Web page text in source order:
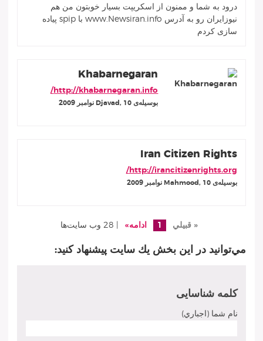
درود به شما و ممنون از اسکریپت بسیار خوبتون من هم
نیوزایران رو به آدرس www.Newsiran.info با spip پیاده
سازی کردم
Khabarnegaran
http://khabarnegaran.info/
بوسيله‌ى Djavad, 10 نوامبر 2009
Iran Citizen Rights
http://irancitizenrights.org/
بوسيله‌ى Mahmood, 10 نوامبر 2009
« قبيلي 1 ادامه»
مي‌توانيد در اين بخش يك سايت پيشنهاد كنيد:
كلمه شناسايى
نام شما (اجباري)